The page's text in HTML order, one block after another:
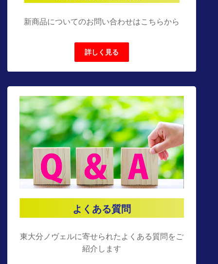
新商品についてのお問い合わせはこちらから
詳しく見る
よくある質問
東大分ノヴェルに寄せられたよくある質問をご
紹介します